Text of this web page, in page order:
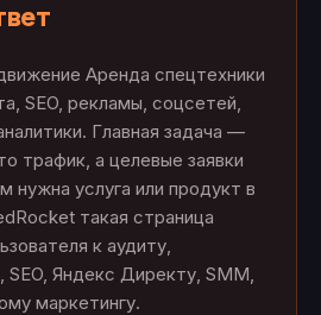
Аренда спецтехники
SEO, рекламы, соцсетей,
Главная задача —
трафик, а целевые заявки
нужна услуга или продукт в
такая страница
к аудиту,
SEO, Яндекс Директу, SMM,
маркетингу.